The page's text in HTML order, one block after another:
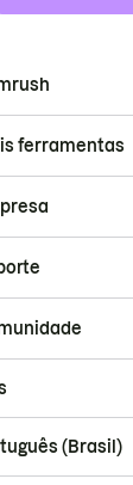
ferramentas
(Brasil)